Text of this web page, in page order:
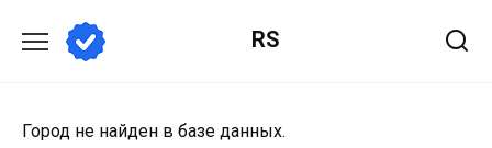
содержанию
RS
Город не найден в базе данных.